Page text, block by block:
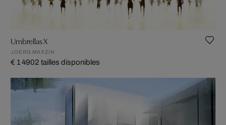
Umbrellas X
JOERG MAXZIN
€ 1 4902 tailles disponibles